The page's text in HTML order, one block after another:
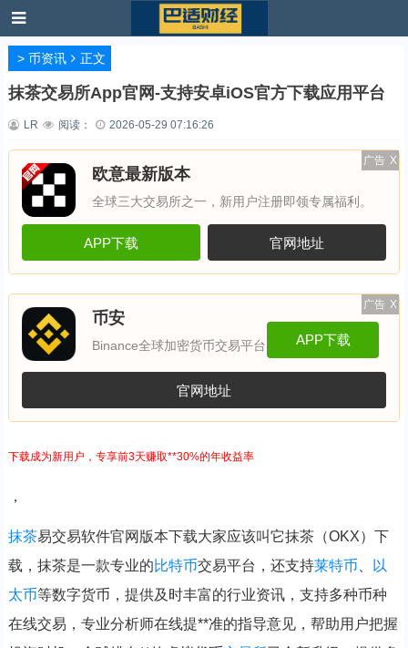
> 币资讯 正文
抹茶交易所App官网-支持安卓iOS官方下载应用平台
LR 阅读： 2026-05-29 07:16:26
广告 X
欧意最新版本
全球三大交易所之一，新用户注册即领专属福利。
APP下载 官网地址
广告 X
币安
Binance全球加密货币交易平台 APP下载
官网地址
下载成为新用户，专享前3天赚取**30%的年收益率
，
抹茶易交易软件官网版本下载大家应该叫它抹茶（OKX）下
载，抹茶是一款专业的比特币交易平台，还支持莱特币
以
太币等数字货币，提供及时丰富的行业资讯，支持多种币种
在线交易，专业分析师在线提**准的指导意见，帮助用户把握